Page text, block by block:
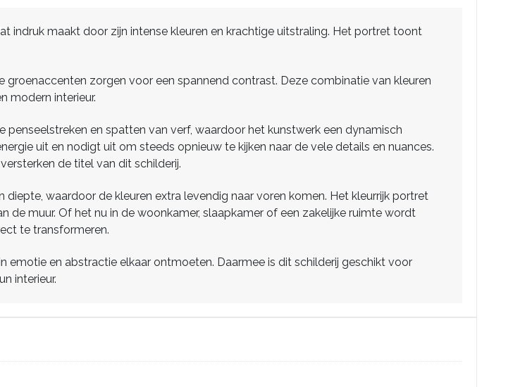
indruk maakt door zijn intense kleuren en krachtige uitstraling. Het portret toont
zorgen voor een spannend contrast. Deze combinatie van kleuren
modern interieur.
en spatten van verf, waardoor het kunstwerk een dynamisch
uit en nodigt uit om steeds opnieuw te kijken naar de vele details en nuances.
de titel van dit schilderij.
waardoor de kleuren extra levendig naar voren komen. Het kleurrijk portret
muur. Of het nu in de woonkamer, slaapkamer of een zakelijke ruimte wordt
te transformeren.
en abstractie elkaar ontmoeten. Daarmee is dit schilderij geschikt voor
interieur.